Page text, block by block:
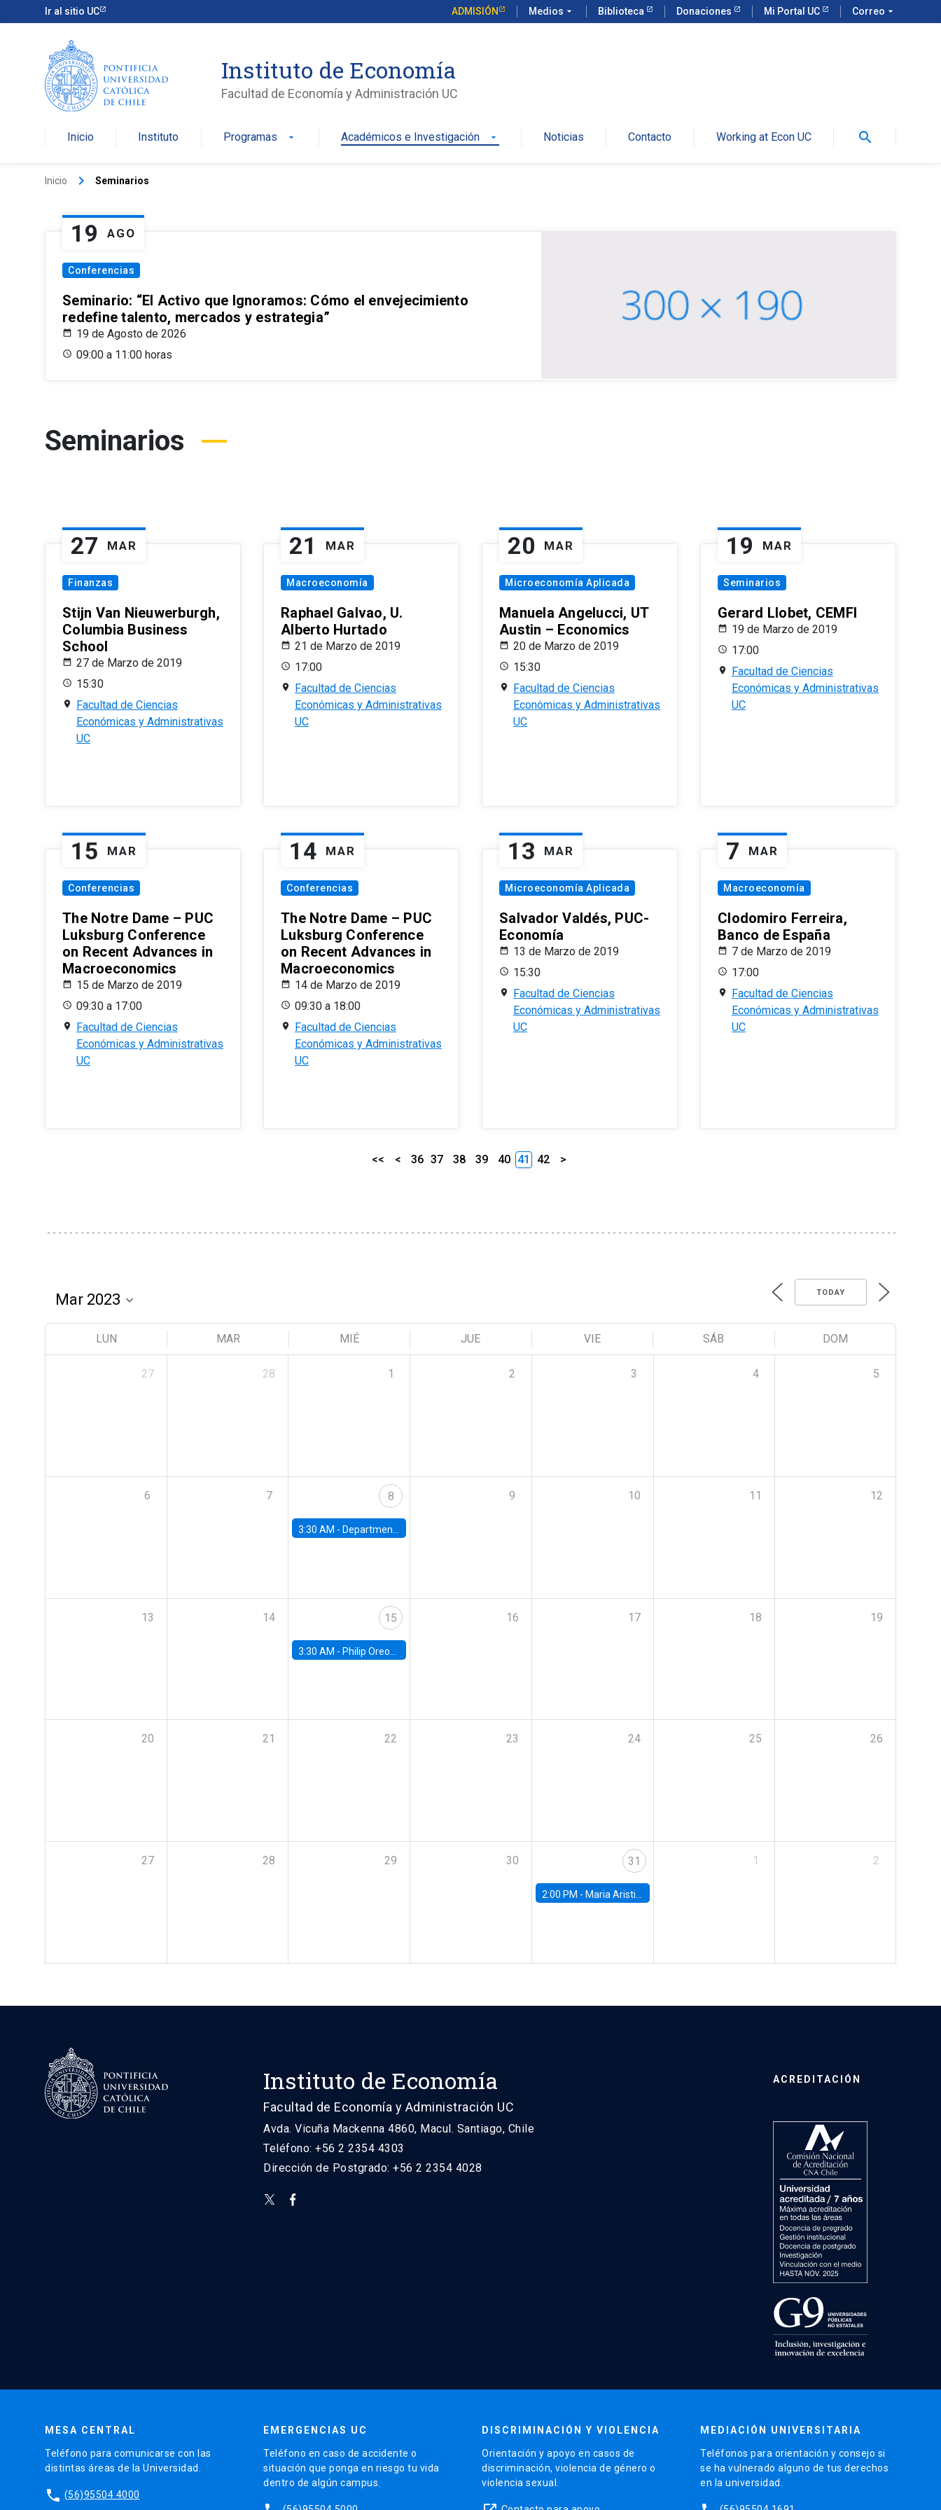
Ir al sitio UC ADMISIÓN Medios arrow_drop_down Biblioteca Donaciones Mi Portal UC Correo arrow_drop_down
Instituto de Economía
Facultad de Economía y Administración UC
Inicio Instituto Programas arrow_drop_down Académicos e Investigación arrow_drop_down Noticias Contacto Working at Econ UC search
Inicio keyboard_arrow_right Seminarios
19 AGO
Conferencias
Seminario: “El Activo que Ignoramos: Cómo el envejecimiento
redefine talento, mercados y estrategia”
19 de Agosto de 2026
09:00 a 11:00 horas
Seminarios
27 MAR
Finanzas
Stijn Van Nieuwerburgh,
Columbia Business
School
27 de Marzo de 2019
15:30
Facultad de Ciencias
Económicas y Administrativas
UC
21 MAR
Macroeconomía
Raphael Galvao, U.
Alberto Hurtado
21 de Marzo de 2019
17:00
Facultad de Ciencias
Económicas y Administrativas
UC
20 MAR
Microeconomía Aplicada
Manuela Angelucci, UT
Austin – Economics
20 de Marzo de 2019
15:30
Facultad de Ciencias
Económicas y Administrativas
UC
19 MAR
Seminarios
Gerard Llobet, CEMFI
19 de Marzo de 2019
17:00
Facultad de Ciencias
Económicas y Administrativas
UC
15 MAR
Conferencias
The Notre Dame – PUC
Luksburg Conference
on Recent Advances in
Macroeconomics
15 de Marzo de 2019
09:30 a 17:00
Facultad de Ciencias
Económicas y Administrativas
UC
14 MAR
Conferencias
The Notre Dame – PUC
Luksburg Conference
on Recent Advances in
Macroeconomics
14 de Marzo de 2019
09:30 a 18:00
Facultad de Ciencias
Económicas y Administrativas
UC
13 MAR
Microeconomía Aplicada
Salvador Valdés, PUC-
Economía
13 de Marzo de 2019
15:30
Facultad de Ciencias
Económicas y Administrativas
UC
7 MAR
Macroeconomía
Clodomiro Ferreira,
Banco de España
7 de Marzo de 2019
17:00
Facultad de Ciencias
Económicas y Administrativas
UC
<< < 36 37 38 39 40 41 42 >
TODAY
LUN MAR MIÉ JUE VIE SÁB DOM
27 28 1 2 3 4 5
6 7 8
3:30 AM - Department Seminar: James Robinson
9 10 11 12
13 14 15
3:30 AM - Philip Oreopolous, University of Toronto
16 17 18 19
20 21 22 23 24 25 26
27 28 29 30 31
2:00 PM - Maria Aristizabal-Ramirez, FED Board
1 2
Instituto de Economía
Facultad de Economía y Administración UC
Avda. Vicuña Mackenna 4860, Macul. Santiago, Chile
Teléfono: +56 2 2354 4303
Dirección de Postgrado: +56 2 2354 4028
ACREDITACIÓN
MESA CENTRAL
Teléfono para comunicarse con las
distintas áreas de la Universidad.
phone (56)95504 4000
EMERGENCIAS UC
Teléfono en caso de accidente o
situación que ponga en riesgo tu vida
dentro de algún campus.
DISCRIMINACIÓN Y VIOLENCIA
Orientación y apoyo en casos de
discriminación, violencia de género o
violencia sexual.
MEDIACIÓN UNIVERSITARIA
Teléfonos para orientación y consejo si
se ha vulnerado alguno de tus derechos
en la universidad.